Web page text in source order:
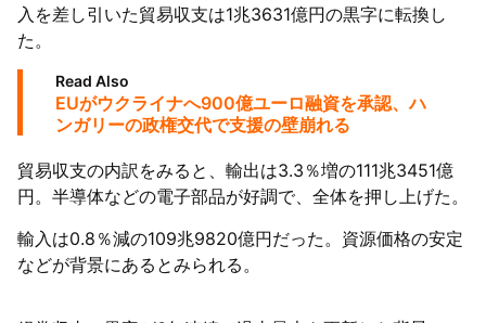
入を差し引いた貿易収支は1兆3631億円の黒字に転換し
た。
Read Also
EUがウクライナへ900億ユーロ融資を承認、ハ
ンガリーの政権交代で支援の壁崩れる
貿易収支の内訳をみると、輸出は3.3％増の111兆3451億
円。半導体などの電子部品が好調で、全体を押し上げた。
輸入は0.8％減の109兆9820億円だった。資源価格の安定
などが背景にあるとみられる。